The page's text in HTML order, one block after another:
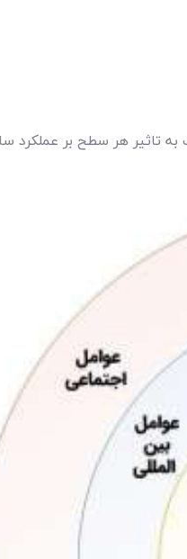
هر سطح بر عملکرد